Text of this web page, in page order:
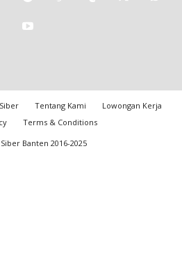
Tentang Kami
Lowongan Kerja
Terms & Conditions
Banten 2016-2025